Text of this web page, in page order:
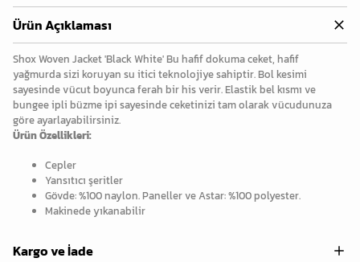
Ürün Açıklaması
Shox Woven Jacket 'Black White' Bu hafif dokuma ceket, hafif
yağmurda sizi koruyan su itici teknolojiye sahiptir. Bol kesimi
sayesinde vücut boyunca ferah bir his verir. Elastik bel kısmı ve
bungee ipli büzme ipi sayesinde ceketinizi tam olarak vücudunuza
göre ayarlayabilirsiniz.
Ürün Özellikleri:
Cepler
Yansıtıcı şeritler
Gövde: %100 naylon. Paneller ve Astar: %100 polyester.
Makinede yıkanabilir
Kargo ve İade